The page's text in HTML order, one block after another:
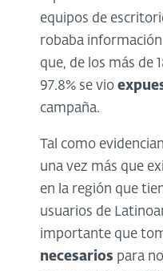
equipos de
robaba
que, de los más de
97.8% se vio
campaña.
Tal como
una vez más que
en la región que
usuarios de
importante que
necesarios para